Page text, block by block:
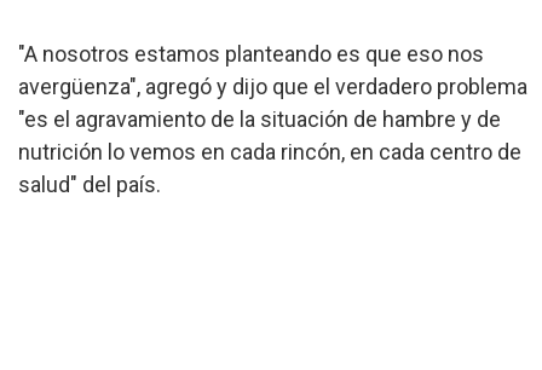
"A nosotros estamos planteando es que eso nos
avergüenza", agregó y dijo que el verdadero problema
"es el agravamiento de la situación de hambre y de
nutrición lo vemos en cada rincón, en cada centro de
salud" del país.